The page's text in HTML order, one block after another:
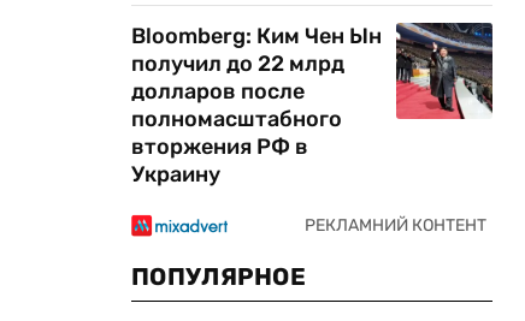
Bloomberg: Ким Чен Ын
получил до 22 млрд
долларов после
полномасштабного
вторжения РФ в
Украину
ПОПУЛЯРНОЕ